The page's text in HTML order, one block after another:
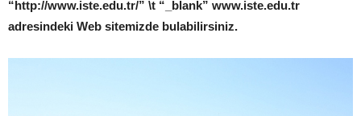
“http://www.iste.edu.tr/” \t “_blank” www.iste.edu.tr
adresindeki Web sitemizde bulabilirsiniz.